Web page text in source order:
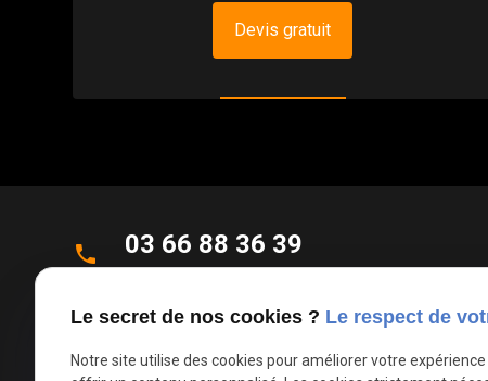
Devis gratuit
phone 03 66 88 36 39
Appel non surtaxé
place
Allée des Roseaux
Le secret de nos cookies ? Le respect de
Notre site utilise des cookies pour améliorer votre